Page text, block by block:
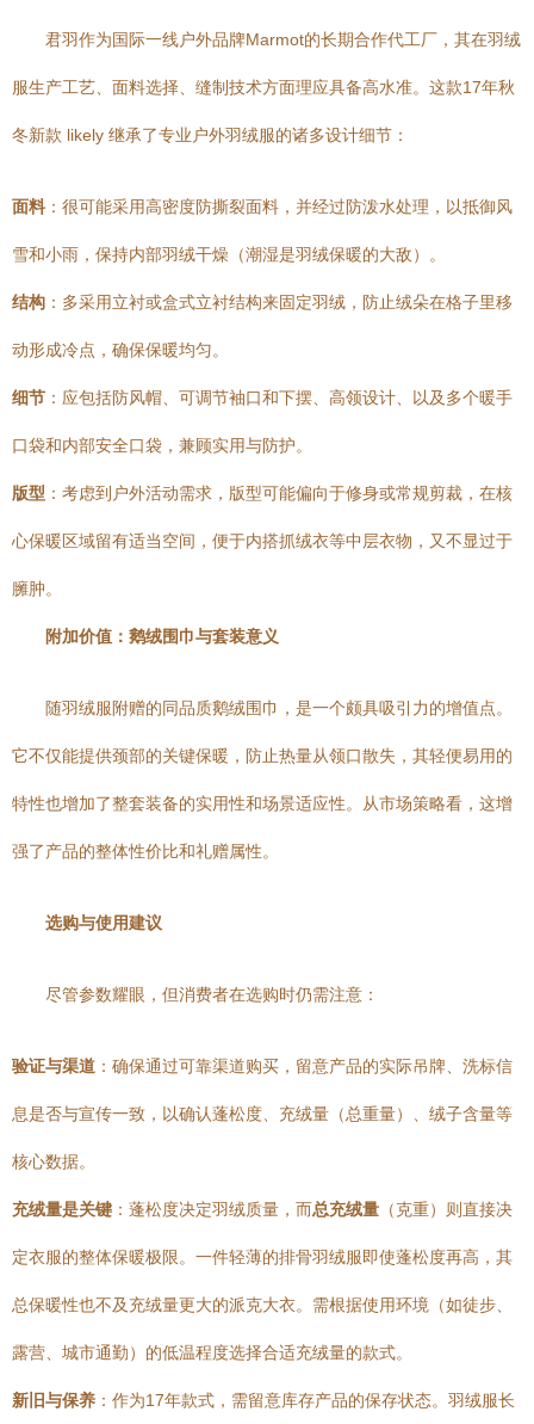
君羽作为国际一线户外品牌Marmot的长期合作代工厂，其在羽绒
服生产工艺、面料选择、缝制技术方面理应具备高水准。这款17年秋
冬新款 likely 继承了专业户外羽绒服的诸多设计细节：
面料 ：很可能采用高密度防撕裂面料，并经过防泼水处理，以抵御风
雪和小雨，保持内部羽绒干燥（潮湿是羽绒保暖的大敌）。
结构 ：多采用立衬或盒式立衬结构来固定羽绒，防止绒朵在格子里移
动形成冷点，确保保暖均匀。
细节 ：应包括防风帽、可调节袖口和下摆、高领设计、以及多个暖手
口袋和内部安全口袋，兼顾实用与防护。
版型 ：考虑到户外活动需求，版型可能偏向于修身或常规剪裁，在核
心保暖区域留有适当空间，便于内搭抓绒衣等中层衣物，又不显过于
臃肿。
附加价值：鹅绒围巾与套装意义
随羽绒服附赠的同品质鹅绒围巾，是一个颇具吸引力的增值点。
它不仅能提供颈部的关键保暖，防止热量从领口散失，其轻便易用的
特性也增加了整套装备的实用性和场景适应性。从市场策略看，这增
强了产品的整体性价比和礼赠属性。
选购与使用建议
尽管参数耀眼，但消费者在选购时仍需注意：
验证与渠道 ：确保通过可靠渠道购买，留意产品的实际吊牌、洗标信
息是否与宣传一致，以确认蓬松度、充绒量（总重量）、绒子含量等
核心数据。
充绒量是关键 ：蓬松度决定羽绒质量，而总充绒量 （克重）则直接决
定衣服的整体保暖极限。一件轻薄的排骨羽绒服即使蓬松度再高，其
总保暖性也不及充绒量更大的派克大衣。需根据使用环境（如徒步、
露营、城市通勤）的低温程度选择合适充绒量的款式。
新旧与保养 ：作为17年款式，需留意库存产品的保存状态。羽绒服长